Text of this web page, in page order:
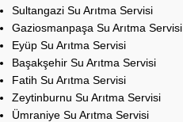
Sultangazi Su Arıtma Servisi
Gaziosmanpaşa Su Arıtma Servisi
Eyüp Su Arıtma Servisi
Başakşehir Su Arıtma Servisi
Fatih Su Arıtma Servisi
Zeytinburnu Su Arıtma Servisi
Ümraniye Su Arıtma Servisi